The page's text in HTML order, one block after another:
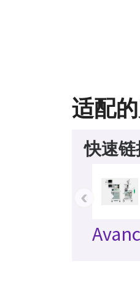
适配
快速链
‹